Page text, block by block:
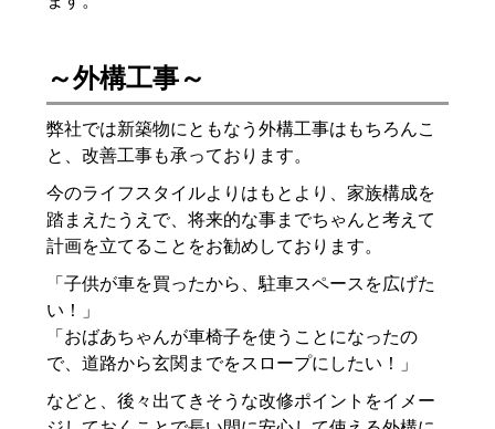
～外構工事～
弊社では新築物にともなう外構工事はもちろんこ
と、改善工事も承っております。
今のライフスタイルよりはもとより、家族構成を
踏まえたうえで、将来的な事までちゃんと考えて
計画を立てることをお勧めしております。
「子供が車を買ったから、駐車スペースを広げた
い！」
「おばあちゃんが車椅子を使うことになったの
で、道路から玄関までをスロープにしたい！」
などと、後々出てきそうな改修ポイントをイメー